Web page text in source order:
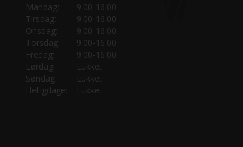
Mandag:
9.00-16.00
Tirsdag:
9.00-16.00
Onsdag:
9.00-16.00
Torsdag:
9.00-16.00
Fredag:
9.00-16.00
Lørdag:
Lukket
Søndag:
Lukket
Helligdage:
Lukket